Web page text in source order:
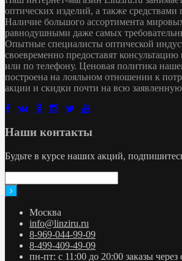
оптических изделий, а также средствами
Наличие большого ассортимента
равнодушными даже самых
Опытные специалисты оптической
своевременно предоставят
или по телефону. Ценовая политика
построена на лояльном отношении к
акции и скидки почти на всю
Наши контакты
Будьте в курсе наших акций,
Москва
info@linziru.ru
8-969-044-99-09
8-499-409-49-09
пн-пт: с 11:00 до 20:00 заказы